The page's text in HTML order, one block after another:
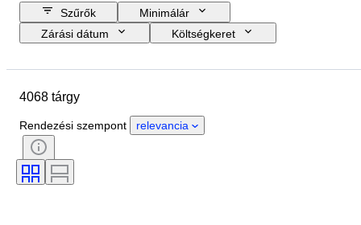
Szűrők
Minimálár
Zárási dátum
Költségkeret
Country of origin
Állapot
Tanúsítvány
Stílus
Technika
Óraszerkezet
4068 tárgy
Rendezési szempont relevancia